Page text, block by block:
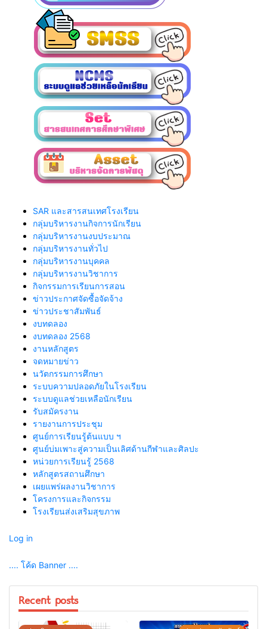
SAR และสารสนเทศโรงเรียน
กลุ่มบริหารงานกิจการนักเรียน
กลุ่มบริหารงานงบประมาณ
กลุ่มบริหารงานทั่วไป
กลุ่มบริหารงานบุคคล
กลุ่มบริหารงานวิชาการ
กิจกรรมการเรียนการสอน
ข่าวประกาศจัดซื้อจัดจ้าง
ข่าวประชาสัมพันธ์
งบทดลอง
งบทดลอง 2568
งานหลักสูตร
จดหมายข่าว
นวัตกรรมการศึกษา
ระบบความปลอดภัยในโรงเรียน
ระบบดูแลช่วยเหลือนักเรียน
รับสมัครงาน
รายงานการประชุม
ศูนย์การเรียนรู้ต้นแบบ ฯ
ศูนย์บ่มเพาะสู่ความเป็นเลิศด้านกีฬาและศิลปะ
หน่วยการเรียนรู้ 2568
หลักสูตรสถานศึกษา
เผยแพร่ผลงานวิชาการ
โครงการและกิจกรรม
โรงเรียนส่งเสริมสุขภาพ
Log in
.... โค้ด Banner ....
Recent posts